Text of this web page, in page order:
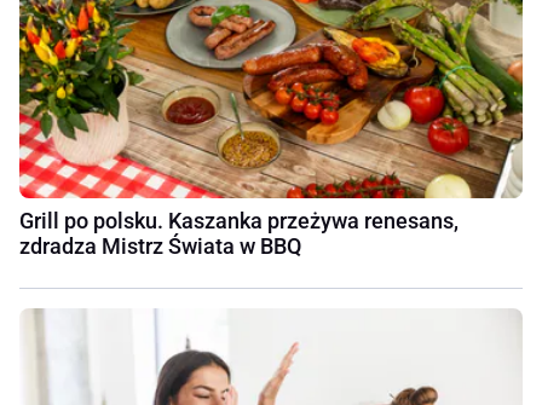
Grill po polsku. Kaszanka przeżywa renesans,
zdradza Mistrz Świata w BBQ